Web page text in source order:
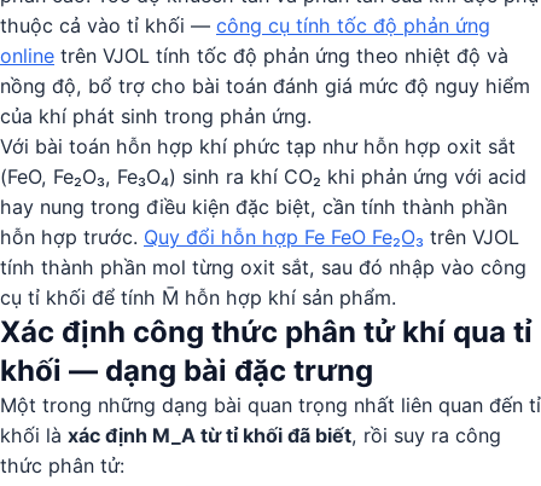
thuộc cả vào tỉ khối — công cụ tính tốc độ phản ứng
online trên VJOL tính tốc độ phản ứng theo nhiệt độ và
nồng độ, bổ trợ cho bài toán đánh giá mức độ nguy hiểm
của khí phát sinh trong phản ứng.
Với bài toán hỗn hợp khí phức tạp như hỗn hợp oxit sắt
(FeO, Fe₂O₃, Fe₃O₄) sinh ra khí CO₂ khi phản ứng với acid
hay nung trong điều kiện đặc biệt, cần tính thành phần
hỗn hợp trước. Quy đổi hỗn hợp Fe FeO Fe₂O₃ trên VJOL
tính thành phần mol từng oxit sắt, sau đó nhập vào công
cụ tỉ khối để tính M̄ hỗn hợp khí sản phẩm.
Xác định công thức phân tử khí qua tỉ
khối — dạng bài đặc trưng
Một trong những dạng bài quan trọng nhất liên quan đến tỉ
khối là xác định M_A từ tỉ khối đã biết, rồi suy ra công
thức phân tử: